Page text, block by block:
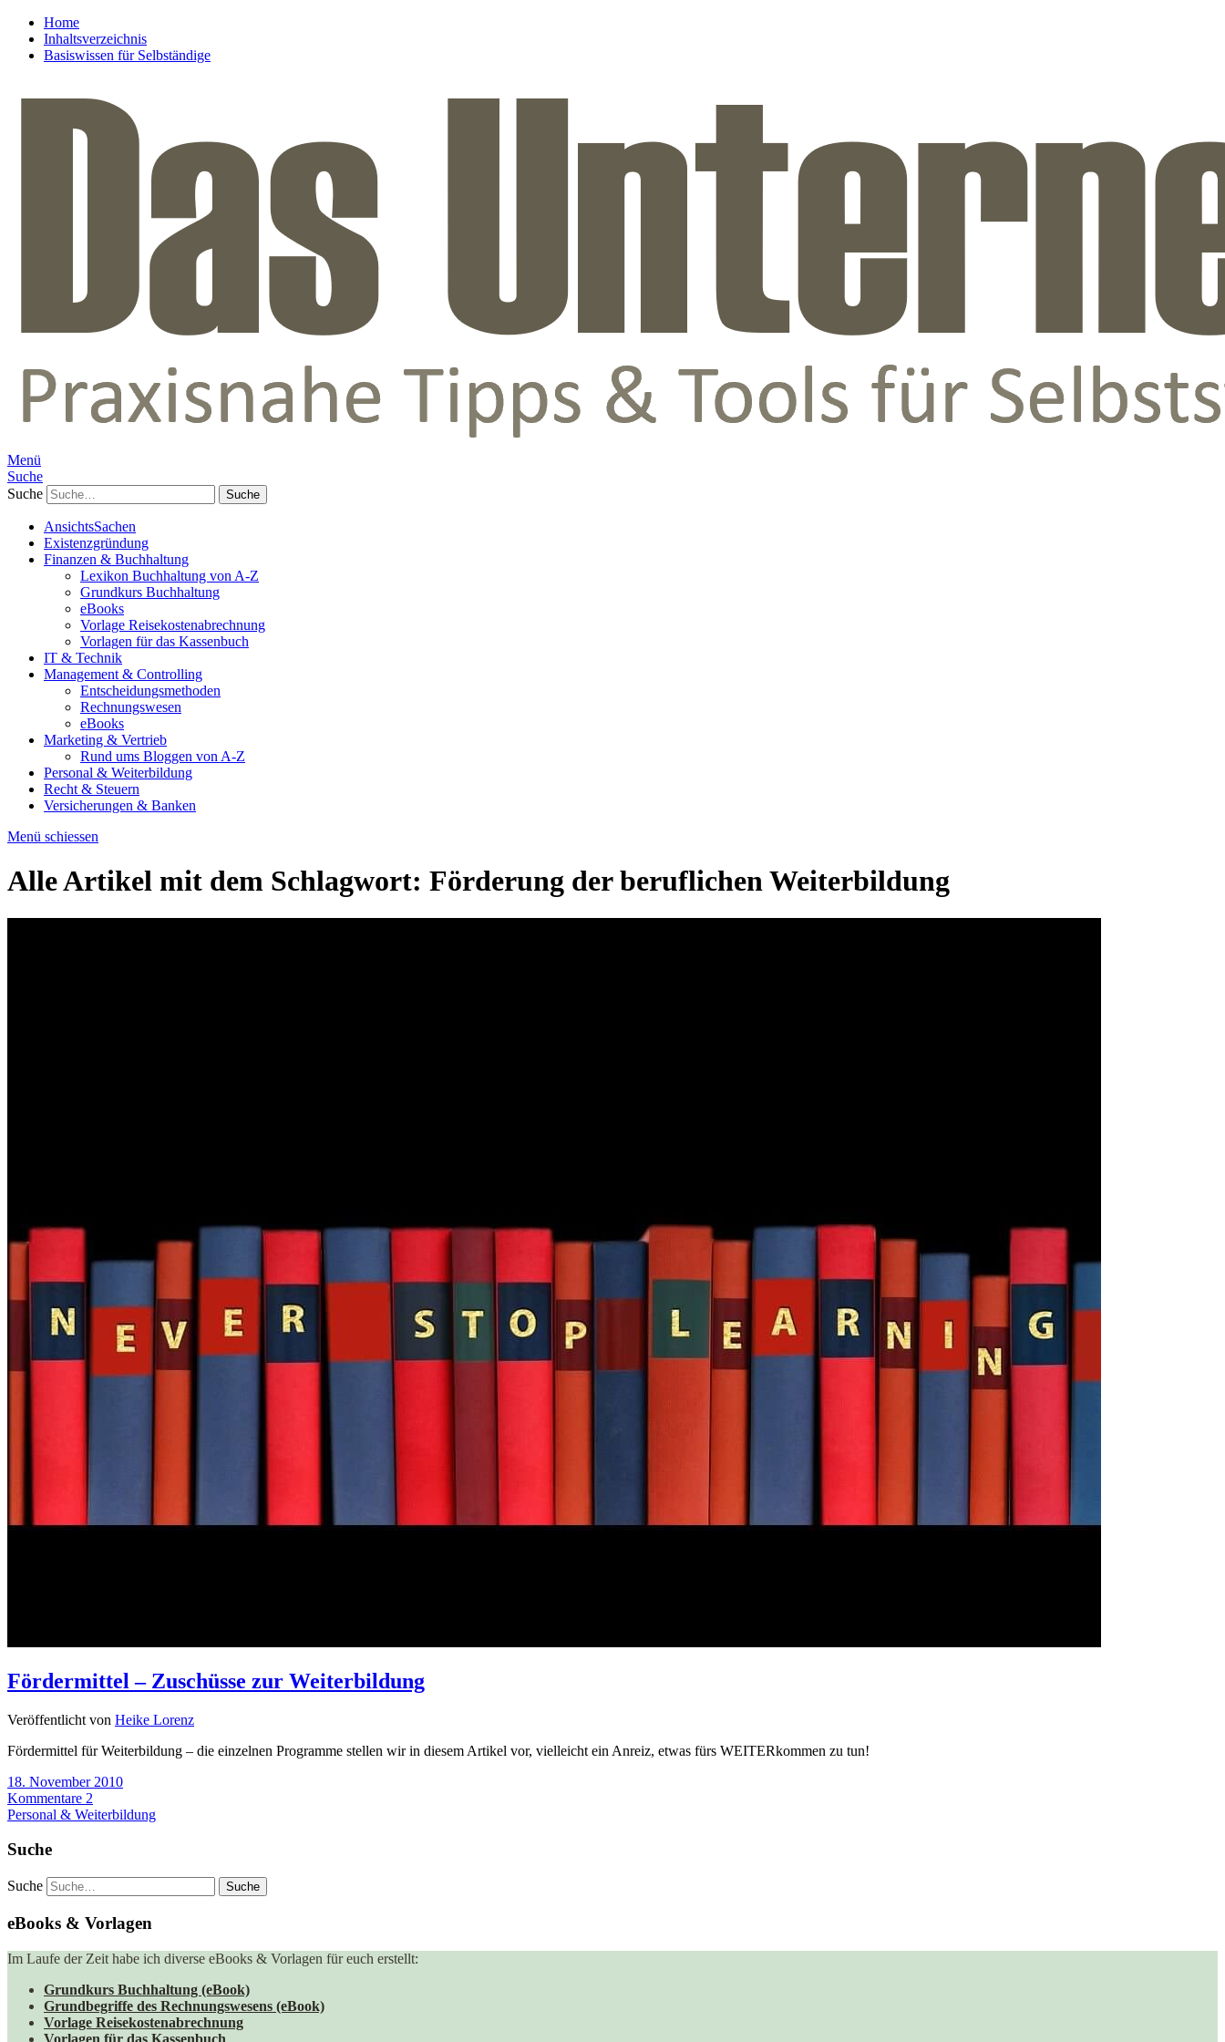
Home
Inhaltsverzeichnis
Basiswissen für Selbständige
Menü
Suche
Suche
AnsichtsSachen
Existenzgründung
Finanzen & Buchhaltung
Lexikon Buchhaltung von A-Z
Grundkurs Buchhaltung
eBooks
Vorlage Reisekostenabrechnung
Vorlagen für das Kassenbuch
IT & Technik
Management & Controlling
Entscheidungsmethoden
Rechnungswesen
eBooks
Marketing & Vertrieb
Rund ums Bloggen von A-Z
Personal & Weiterbildung
Recht & Steuern
Versicherungen & Banken
Menü schiessen
Alle Artikel mit dem Schlagwort: Förderung der beruflichen Weiterbildung
Fördermittel – Zuschüsse zur Weiterbildung
Veröffentlicht von Heike Lorenz
Fördermittel für Weiterbildung – die einzelnen Programme stellen wir in diesem Artikel vor, vielleicht ein Anreiz, etwas fürs WEITERkommen zu tun!
18. November 2010
Kommentare 2
Personal & Weiterbildung
Suche
Suche
eBooks & Vorlagen
Im Laufe der Zeit habe ich diverse eBooks & Vorlagen für euch erstellt:
Grundkurs Buchhaltung (eBook)
Grundbegriffe des Rechnungswesens (eBook)
Vorlage Reisekostenabrechnung
Vorlagen für das Kassenbuch